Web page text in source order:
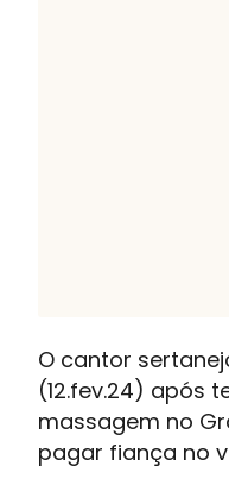
O cantor
(12.fev.24) após
massagem no
pagar fiança no